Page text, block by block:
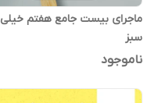
ماجرای بیست جامع هفتم خیلی
سبز
ناموجود